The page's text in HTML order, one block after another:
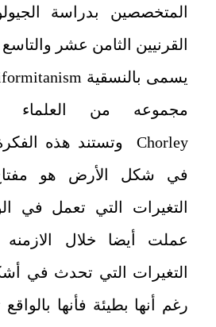
المتخصصين بدراسة
القرنيين الثامن عشر
يسمى بالنسقية
مجموعه من العلماء
Chorley وتستند هذه
في شكل الأرض هو
التغيرات التي تعمل في
عملت أيضا خلال الازمنه
التغيرات التي تحدث في
رغم أنها بطيئة فأنها